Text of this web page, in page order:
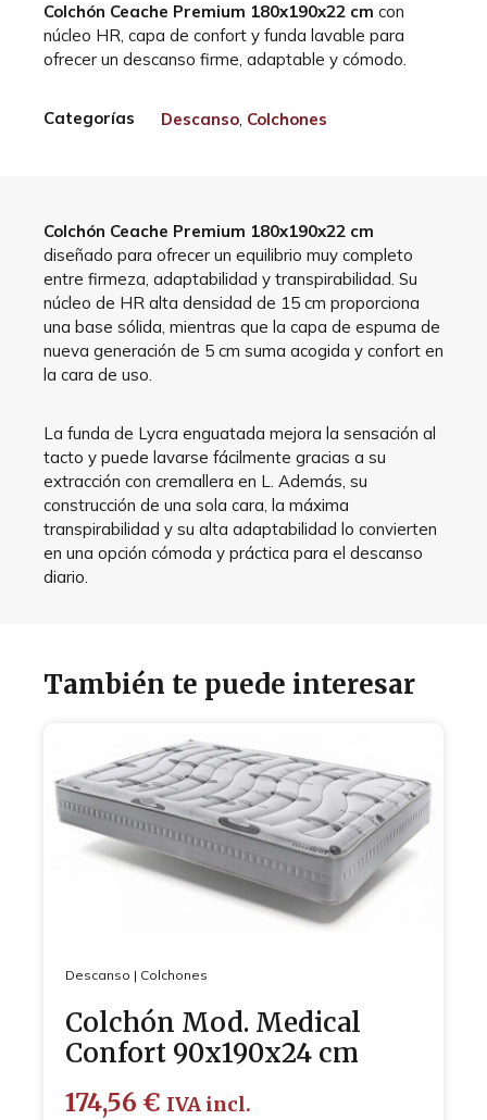
Colchón Ceache Premium 180x190x22 cm con
núcleo HR, capa de confort y funda lavable para
ofrecer un descanso firme, adaptable y cómodo.
Categorías Descanso, Colchones
Colchón Ceache Premium 180x190x22 cm
diseñado para ofrecer un equilibrio muy completo
entre firmeza, adaptabilidad y transpirabilidad. Su
núcleo de HR alta densidad de 15 cm proporciona
una base sólida, mientras que la capa de espuma de
nueva generación de 5 cm suma acogida y confort en
la cara de uso.
La funda de Lycra enguatada mejora la sensación al
tacto y puede lavarse fácilmente gracias a su
extracción con cremallera en L. Además, su
construcción de una sola cara, la máxima
transpirabilidad y su alta adaptabilidad lo convierten
en una opción cómoda y práctica para el descanso
diario.
También te puede interesar
Descanso | Colchones
Colchón Mod. Medical
Confort 90x190x24 cm
174,56 € IVA incl.